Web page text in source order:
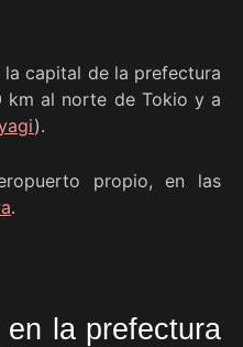
la capital de la prefectura
km al norte de Tokio y a
).
propio, en las
.
la prefectura